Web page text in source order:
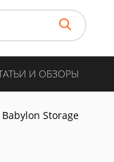
И ОБЗОРЫ
Babylon Storage